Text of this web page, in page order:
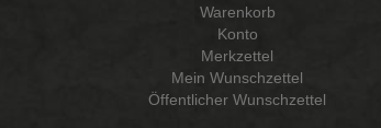
Warenkorb
Konto
Merkzettel
Mein Wunschzettel
Öffentlicher Wunschzettel